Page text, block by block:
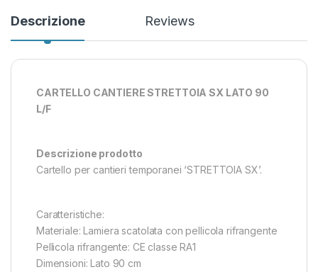
Descrizione Reviews
CARTELLO CANTIERE STRETTOIA SX LATO 90
L/F
Descrizione prodotto
Cartello per cantieri temporanei ‘STRETTOIA SX’.
Caratteristiche:
Materiale: Lamiera scatolata con pellicola rifrangente
Pellicola rifrangente: CE classe RA1
Dimensioni: Lato 90 cm